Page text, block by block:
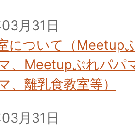
月31日
について（Meetup
、Meetupぷれパパ
、離乳食教室等）
月31日